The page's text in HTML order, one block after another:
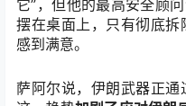
它”，但他的最高安全顾
摆在桌面上，只有彻底
感到满意。
萨阿尔说，伊朗武器正通